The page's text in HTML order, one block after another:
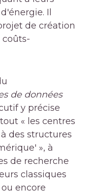
Il
de création
de données
y précise
« les centres
des structures
», à
de recherche
classiques
encore